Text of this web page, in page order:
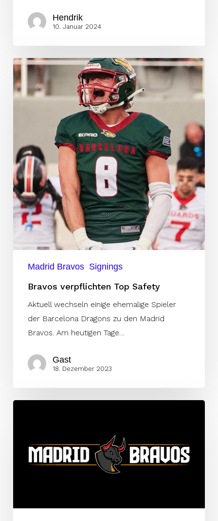
Hendrik
10. Januar 2024
Bravos
verpflichten
Top
Madrid Bravos Signings
Bravos verpflichten Top Safety
Aktuell wechseln einige ehemalige Spieler
der Barcelona Dragons zu den Madrid
Bravos. Am heutigen Tage…
Gast
18. Dezember 2023
Spieler